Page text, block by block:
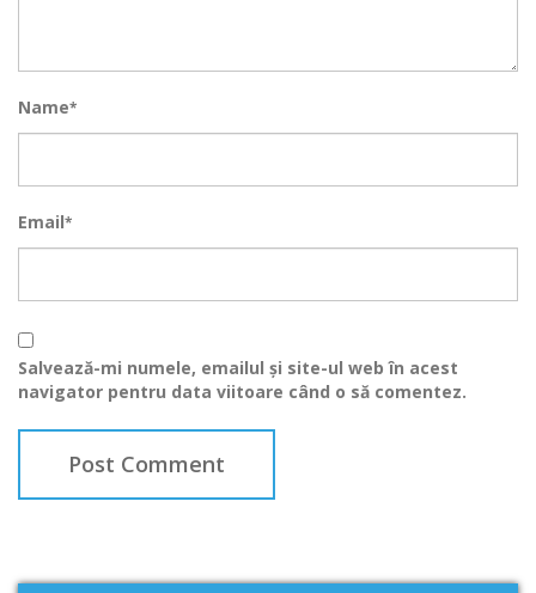
Name*
Email*
Salvează-mi numele, emailul și site-ul web în acest
navigator pentru data viitoare când o să comentez.